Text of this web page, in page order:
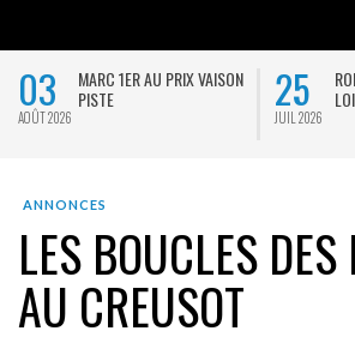
03
AOÛT 2026
MARC 1ER AU PRIX VAISON
PISTE
25
JUIL 2026
ANNONCES
LES BOUCLES
AU CREUSOT